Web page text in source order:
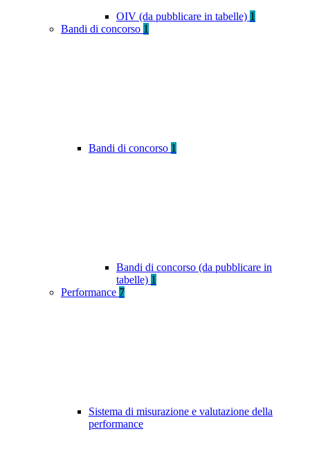
OIV (da pubblicare in tabelle) 1
Bandi di concorso 1
Bandi di concorso 1
Bandi di concorso (da pubblicare in
tabelle) 1
Performance 7
Sistema di misurazione e valutazione della
performance